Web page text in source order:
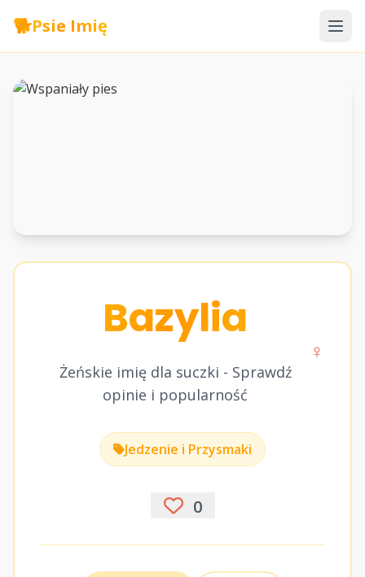
🐕Psie Imię
Bazylia
Żeńskie imię dla suczki - Sprawdź
opinie i popularność
♀
Jedzenie i Przysmaki
0